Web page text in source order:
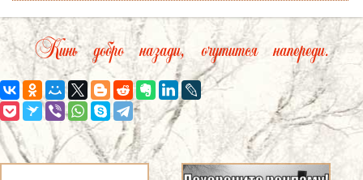
Кинь добро назади, очутится напереди.